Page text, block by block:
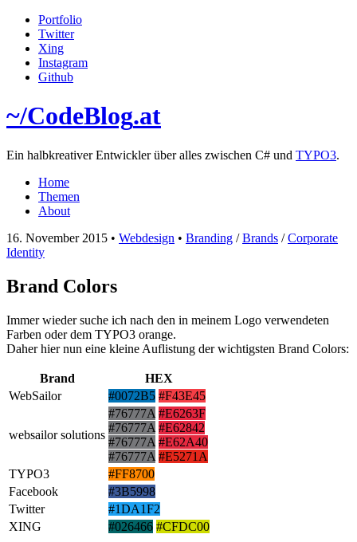
Portfolio
Twitter
Xing
Instagram
Github
~/CodeBlog.at
Ein halbkreativer Entwickler über alles zwischen C# und TYPO3.
Home
Themen
About
16. November 2015 • Webdesign • Branding /Brands /Corporate
Identity
Brand Colors
Immer wieder suche ich nach den in meinem Logo verwendeten
Farben oder dem TYPO3 orange.
Daher hier nun eine kleine Auflistung der wichtigsten Brand Colors:
Brand
HEX
WebSailor
#0072B5 #F43E45
websailor solutions
#76777A #E6263F
#76777A #E62842
#76777A #E62A40
#76777A #E5271A
TYPO3
#FF8700
Facebook
#3B5998
Twitter
#1DA1F2
XING
#026466 #CFDC00